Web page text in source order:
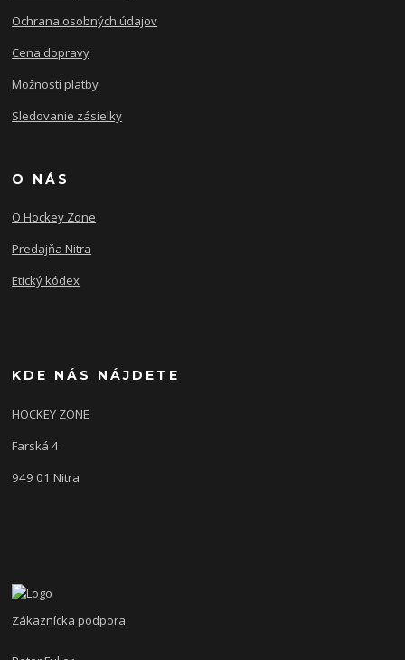
Ochrana osobných údajov
Cena dopravy
Možnosti platby
Sledovanie zásielky
O NÁS
O Hockey Zone
Predajňa Nitra
Etický kódex
KDE NÁS NÁJDETE
HOCKEY ZONE
Farská 4
949 01 Nitra
Zákaznícka podpora